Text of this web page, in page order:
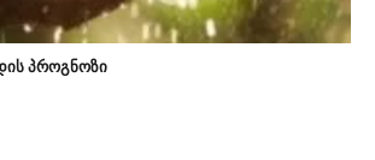
პროგნოზი